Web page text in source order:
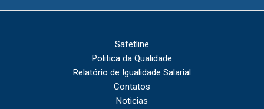
Safetline
Politica da Qualidade
Relatório de Igualidade Salarial
Contatos
Noticias